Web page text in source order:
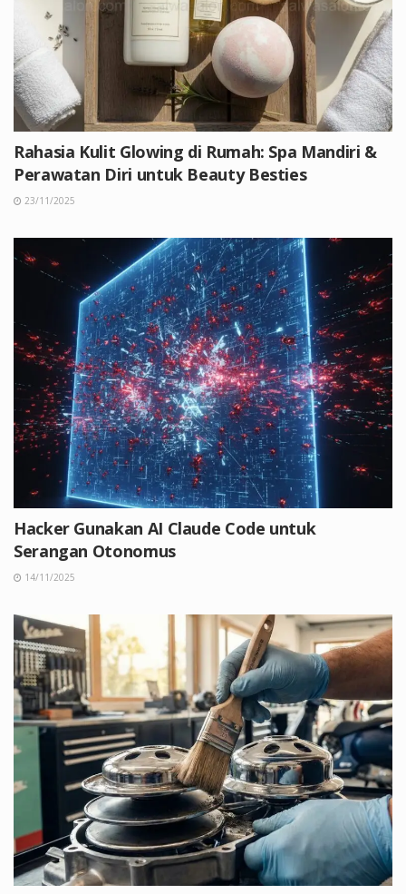
Rahasia Kulit Glowing di Rumah: Spa Mandiri &
Perawatan Diri untuk Beauty Besties
23/11/2025
Hacker Gunakan AI Claude Code untuk
Serangan Otonomus
14/11/2025